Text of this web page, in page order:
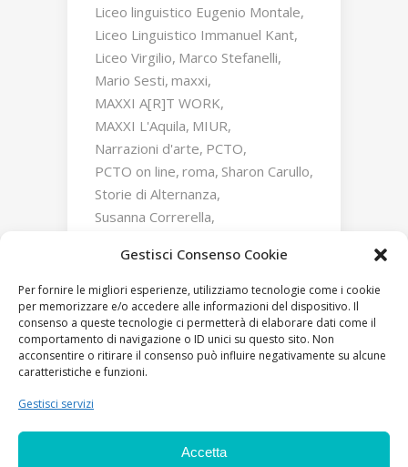
Gestisci Consenso Cookie
Per fornire le migliori esperienze, utilizziamo tecnologie come i cookie
per memorizzare e/o accedere alle informazioni del dispositivo. Il
consenso a queste tecnologie ci permetterà di elaborare dati come il
comportamento di navigazione o ID unici su questo sito. Non
acconsentire o ritirare il consenso può influire negativamente su alcune
caratteristiche e funzioni.
Gestisci servizi
Accetta
Liceo linguistico Eugenio Montale
Liceo Linguistico Immanuel Kant
Liceo Virgilio Marco Stefanelli
Mario Sesti maxxi
MAXXI A[R]T WORK
MAXXI L'Aquila MIUR
Narrazioni d'arte PCTO
PCTO on line roma Sharon Carullo
Storie di Alternanza
Susanna Correrella
William Kentridge Zaha Hadid